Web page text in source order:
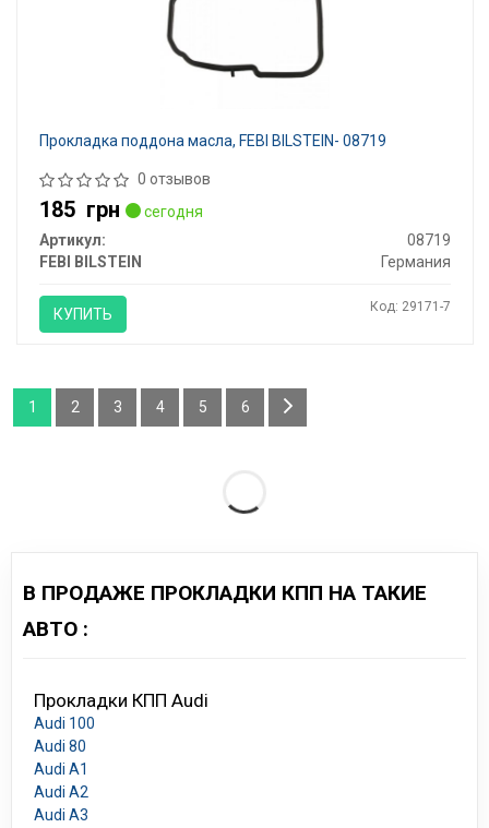
Прокладка поддона масла, FEBI BILSTEIN- 08719
0 отзывов
185 грн
сегодня
Артикул:
08719
FEBI BILSTEIN
Германия
КУПИТЬ Код: 29171-7
1 2 3 4 5 6
В ПРОДАЖЕ ПРОКЛАДКИ КПП НА ТАКИЕ
АВТО :
Прокладки КПП Audi
Audi 100
Audi 80
Audi A1
Audi A2
Audi A3